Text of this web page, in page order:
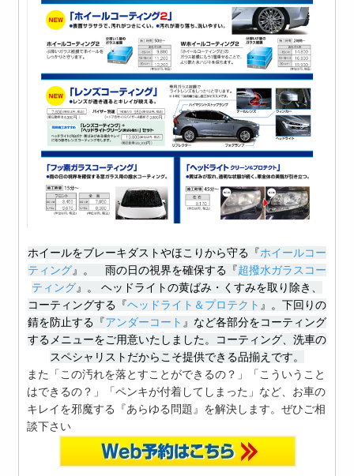
ホイールをブレーキダストやほこりから守る『ホイールコー
ティング』 。 雨の日の視界を確保する『超撥水ガラスコー
ティング』。 ヘッドライトの黄ばみ・くすみを取り除き、
コーティングする『ヘッドライト＆プロテクト 』。下回りの
錆を防止する『アンダーコート 』など各部分をコーティング
するメニューをご用意いたしました。コーティング、洗車の
スペシャリストだからこそ提供できる品揃えです。
また「この汚れを落とすことができるの？」「こういうこと
はできるの？」「ペンキが付着してしまった」など、お車の
キレイを邪魔する『あらゆる問題』を解決します。ぜひご相
談下さい